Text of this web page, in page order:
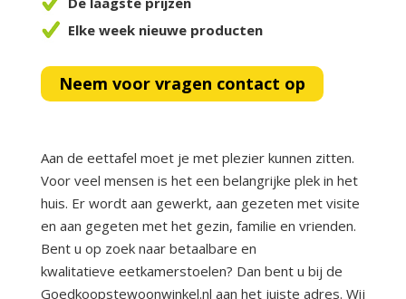
Elke week nieuwe producten
Neem voor vragen contact op
Aan de eettafel moet je met plezier kunnen zitten.
Voor veel mensen is het een belangrijke plek in het
huis. Er wordt aan gewerkt, aan gezeten met visite
en aan gegeten met het gezin, familie en vrienden.
Bent u op zoek naar betaalbare en
kwalitatieve eetkamerstoelen? Dan bent u bij de
Goedkoopstewoonwinkel.nl aan het juiste adres. Wij